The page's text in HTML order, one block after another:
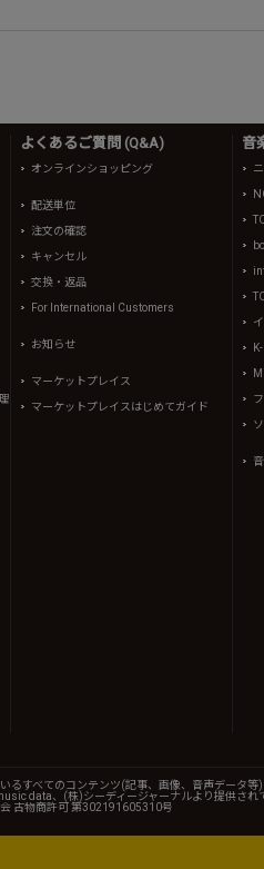
よくあるご質問 (Q&A)
オンラインショッピング
配送単位
注文の確認
キャンセル
交換・返品
For International Customers
お知らせ
マーケットプレイス
マーケットプレイスはじめてガイド
音
いるすべてのコンテンツ(記事、画像、音声データ
data、(株)シーディージャーナルより提供され
古物商許可 第302191605310号